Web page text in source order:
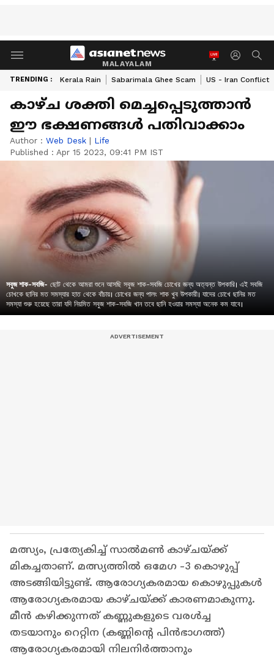
MALAYALAM
TRENDING : Kerala Rain Sabarimala Ghee Scam US - Iran Conflict
കാഴ്ച ശക്തി മെച്ചപ്പെടുത്താന്‍
ഈ ഭക്ഷണങ്ങള്‍ പതിവാക്കാം
Author : Web Desk | Life
Published : Apr 15 2023, 09:41 PM IST
সবুজ শাক-সবজি- ছোট থেকে আমরা শুনে আসছি সবুজ শাক-সবজি চোখের জন্য অত্যন্ত উপকারি। এই সবজি
চোখকে ছানির মত সমস্যার হাত থেকে বাঁচায়। চোখের জন্য পালং শাক খুব উপকারী। যাদের চোখে ছানির মত
সমস্যা শুরু হয়েছে তারা যদি নিয়মিত সবুজ শাক-সবজি খান তবে ছানি হওয়ার সমস্যা অনেক কম যাবে।
മത്സ്യം, പ്രത്യേകിച്ച് സാൽമൺ കാഴ്ചയ്ക്ക്
മികച്ചതാണ്. മത്സ്യത്തിൽ ഒമേഗ -3 കൊഴുപ്പ്
അടങ്ങിയിട്ടുണ്ട്. ആരോഗ്യകരമായ കൊഴുപ്പുകൾ
ആരോഗ്യകരമായ കാഴ്ചയ്ക്ക് കാരണമാകുന്നു.
മീൻ കഴിക്കുന്നത് കണ്ണുകളുടെ വരൾച്ച
തടയാനും റെറ്റിന (കണ്ണിന്റെ പിൻഭാഗത്ത്)
ആരോഗ്യകരമായി നിലനിർത്താനും